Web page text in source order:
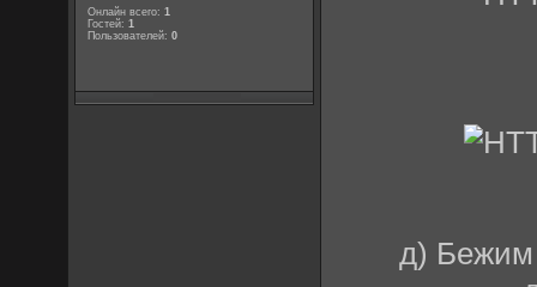
Онлайн всего:1
Гостей:1
Пользователей:0
д) Бежим